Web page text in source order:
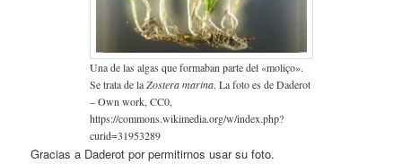
Una de las algas que formaban parte del «moliço».
Se trata de la Zostera marina. La foto es de Daderot
– Own work, CC0,
https://commons.wikimedia.org/w/index.php?
curid=31953289
Gracias a Daderot por permitirnos usar su foto.